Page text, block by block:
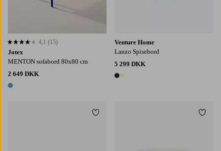
Jotex
MENTON sofabord 80x80 cm
2 649 DKK
1 farve
4,1 baseret på 15 bedømmelser
4,1 (15)
Venture Home
Lanzo Spisebord
5 299 DKK
2 farver
Tilføj til favoritter